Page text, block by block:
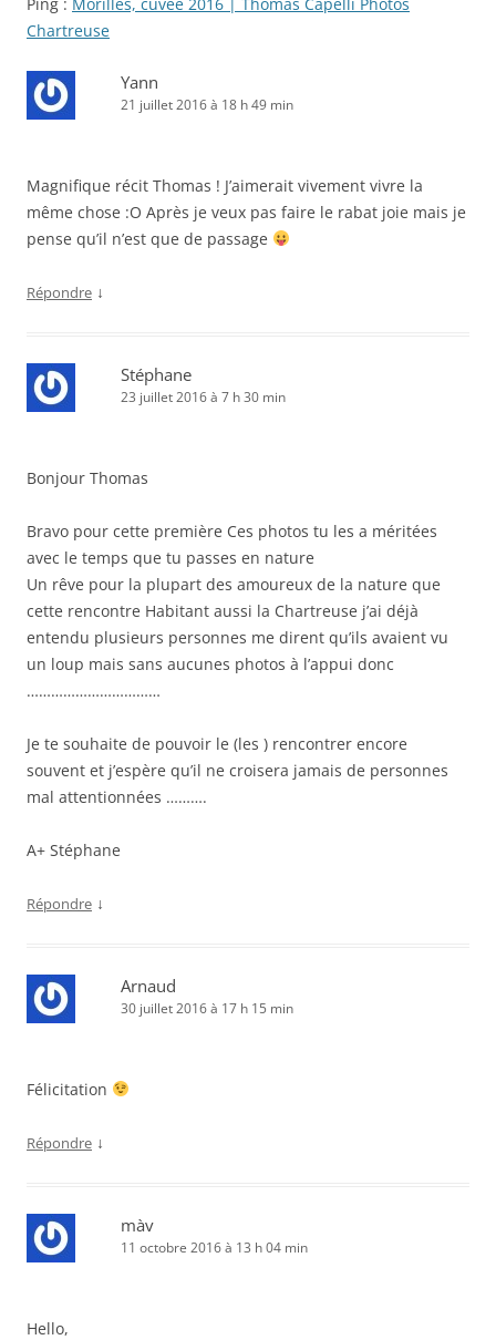
Chartreuse
Yann
21 juillet 2016 à 18 h 49 min
Magnifique récit Thomas ! J’aimerait vivement vivre la
même chose :O Après je veux pas faire le rabat joie mais je
pense qu’il n’est que de passage
Répondre ↓
Stéphane
23 juillet 2016 à 7 h 30 min
Bonjour Thomas
Bravo pour cette première Ces photos tu les a méritées
avec le temps que tu passes en nature
Un rêve pour la plupart des amoureux de la nature que
cette rencontre Habitant aussi la Chartreuse j’ai déjà
entendu plusieurs personnes me dirent qu’ils avaient vu
un loup mais sans aucunes photos à l’appui donc
……………………………
Je te souhaite de pouvoir le (les ) rencontrer encore
souvent et j’espère qu’il ne croisera jamais de personnes
mal attentionnées ……….
A+ Stéphane
Répondre ↓
Arnaud
30 juillet 2016 à 17 h 15 min
Félicitation
Répondre ↓
màv
11 octobre 2016 à 13 h 04 min
Hello,